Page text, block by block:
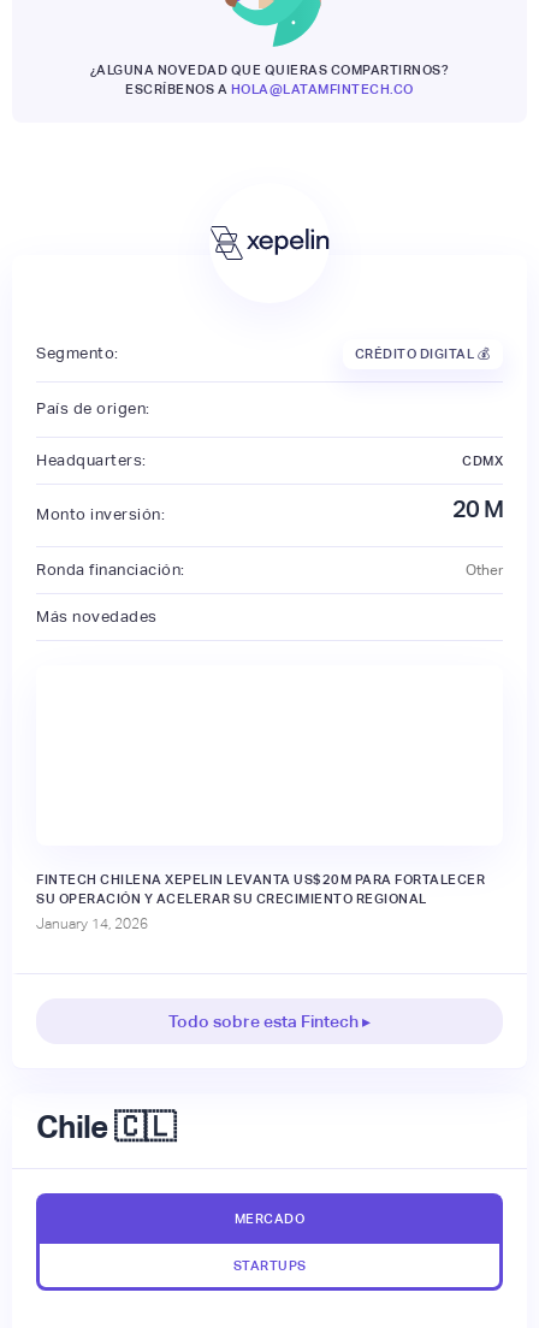
¿ALGUNA NOVEDAD QUE QUIERAS COMPARTIRNOS?
ESCRÍBENOS A HOLA@LATAMFINTECH.CO
Segmento: CRÉDITO DIGITAL 💰
País de origen:
Headquarters: CDMX
Monto inversión: 20 M
Ronda financiación: Other
Más novedades
FINTECH CHILENA XEPELIN LEVANTA US$20M PARA FORTALECER
SU OPERACIÓN Y ACELERAR SU CRECIMIENTO REGIONAL
January 14, 2026
Todo sobre esta Fintech ▸
Chile 🇨🇱
MERCADO
STARTUPS